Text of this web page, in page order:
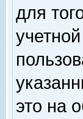
для
это на